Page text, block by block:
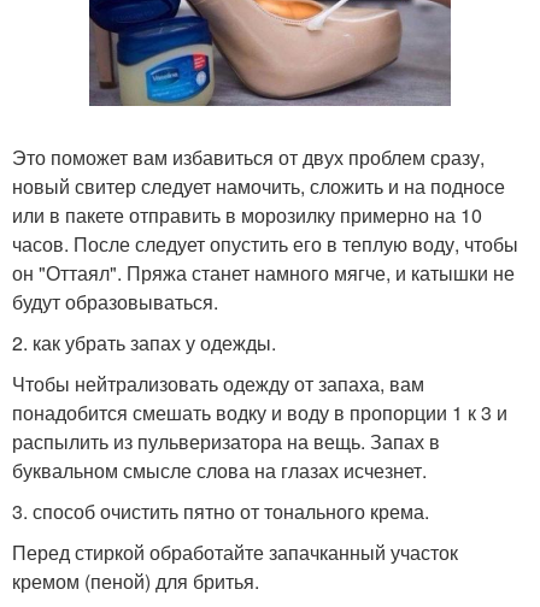
Это поможет вам избавиться от двух проблем сразу,
новый свитер следует намочить, сложить и на подносе
или в пакете отправить в морозилку примерно на 10
часов. После следует опустить его в теплую воду, чтобы
он "Оттаял". Пряжа станет намного мягче, и катышки не
будут образовываться.
2. как убрать запах у одежды.
Чтобы нейтрализовать одежду от запаха, вам
понадобится смешать водку и воду в пропорции 1 к 3 и
распылить из пульверизатора на вещь. Запах в
буквальном смысле слова на глазах исчезнет.
3. способ очистить пятно от тонального крема.
Перед стиркой обработайте запачканный участок
кремом (пеной) для бритья.